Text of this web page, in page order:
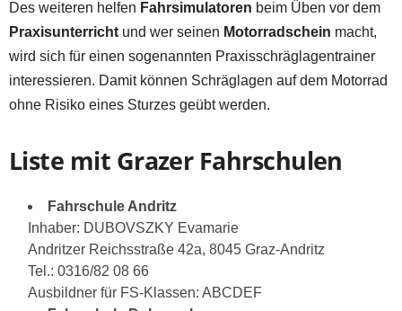
Des weiteren helfen Fahrsimulatoren beim Üben vor dem
Praxisunterricht und wer seinen Motorradschein macht,
wird sich für einen sogenannten Praxisschräglagentrainer
interessieren. Damit können Schräglagen auf dem Motorrad
ohne Risiko eines Sturzes geübt werden.
Liste mit Grazer Fahrschulen
Fahrschule Andritz
Inhaber: DUBOVSZKY Evamarie
Andritzer Reichsstraße 42a, 8045 Graz-Andritz
Tel.: 0316/82 08 66
Ausbildner für FS-Klassen: ABCDEF